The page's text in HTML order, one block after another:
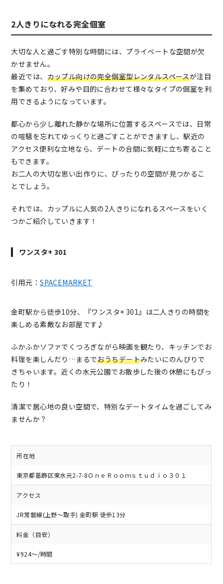
2人きりになれる完全個室
大切な人と過ごす特別な時間には、プライベートな空間が欠
かせません。
最近では、 カップル向けの完全個室型レンタルスペースが注目
を集めており、好みや目的に合わせて様々なタイプの個室を利
用できるようになっています。
都心から少し離れた静かな場所に位置するスペースでは、日常
の喧騒を忘れてゆっくりと過ごすことができますし、駅近の
アクセス便利な立地なら、デートの合間に気軽に立ち寄ること
もできます。
お二人の大切な思い出作りに、ぴったりの空間が見つかるこ
とでしょう。
それでは、カップルに人気の2人きりになれるスペースをいく
つかご紹介していきます！
ワンスタ+ 301
引用元：SPACEMARKET
金町駅から徒歩10分、『ワンスタ+ 301』は二人きりの時間を
楽しめる素敵なお部屋です♪
ふかふかソファでくつろぎながら映画を観たり、キッチンでお
料理を楽しんだり…まるでおうちデートみたいにのんびりで
きちゃいます。近くの水元公園でお散歩した後の休憩にもぴっ
たり！
清潔で居心地の良い空間で、特別なデートタイムを過ごしてみ
ませんか？
所在地
東京都葛飾区東水元2-7-8ＯｎｅＲｏｏｍｓｔｕｄｉｏ３０１
アクセス
JR常磐線(上野～取手) 金町駅 徒歩13分
料金（目安）
¥924〜/時間